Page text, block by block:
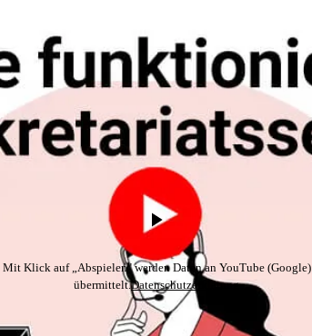
Mit Klick auf „Abspielen" werden Daten an YouTube (Google)
übermittelt.Datenschutzerklärung